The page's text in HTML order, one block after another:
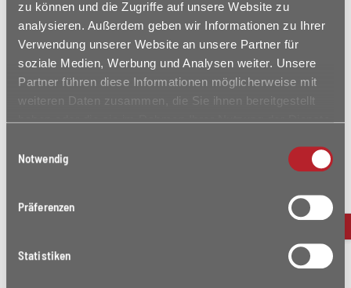
zu können und die Zugriffe auf unsere Website zu
analysieren. Außerdem geben wir Informationen zu Ihrer
Verwendung unserer Website an unsere Partner für
soziale Medien, Werbung und Analysen weiter. Unsere
Partner führen diese Informationen möglicherweise mit
weiteren Daten zusammen, die Sie ihnen bereitgestellt
haben oder die sie im Rahmen Ihrer Nutzung der Dienste
Notwendig
Präferenzen
Statistiken
Große Terrasse mit Gartenanteil (EG), Loggien oder
Dachterrassen
Die Bäder sind deckenhoch mit großformatigen
Designerfliesen gefliest und mit Badmöbeln, Spiegelschrank
und Einbauradio ausgestattet
Bodenbelag in Wohnen, Küche, Diele und Bad: großformatige,
Diele und Bad mit modernen Spots
Wohnen, Kochen, Schlafen und Bad
Abschließbarer Keller im Untergeschoss mit Licht und